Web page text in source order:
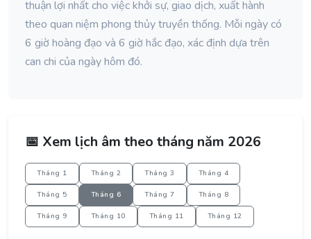
thuận lợi nhất cho việc khởi sự, giao dịch, xuất hành
theo quan niệm phong thủy truyền thống. Mỗi ngày có
6 giờ hoàng đạo và 6 giờ hắc đạo, xác định dựa trên
can chi của ngày hôm đó.
📅 Xem lịch âm theo tháng năm 2026
Tháng 1 Tháng 2 Tháng 3 Tháng 4
Tháng 5 Tháng 6 Tháng 7 Tháng 8
Tháng 9 Tháng 10 Tháng 11 Tháng 12